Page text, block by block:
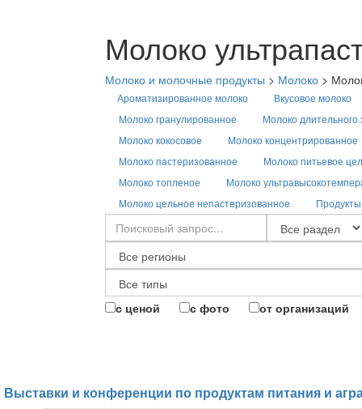
Молоко
Молоко и молочные продукты > Молоко >
Ароматизированное молоко
Вкусовое молоко
Молоко гранулированное
Молоко длительного
Молоко кокосовое
Молоко концентрированное
Молоко пастеризованное
Молоко питьевое
Молоко топленое
Молоко
Молоко цельное непастеризованное
с ценой с фото от организаций
Выставки и конференции по продуктам питания и